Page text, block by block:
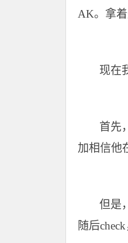
AK。拿
现在
首先
加相信他
但是
随后